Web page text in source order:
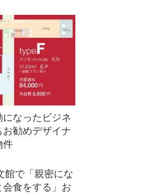
になったビジネ
お勧めデザイナ
件
館で「親密にな
会食をする」お